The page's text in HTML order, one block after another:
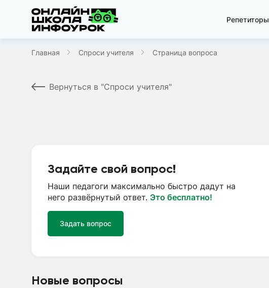
Репетиторы
Главная Спроси учителя Страница вопроса
Вернуться в "Спроси учителя"
Задайте свой вопрос!
Наши педагоги максимально быстро дадут на
него развёрнутый ответ. Это бесплатно!
Задать вопрос
Новые вопросы